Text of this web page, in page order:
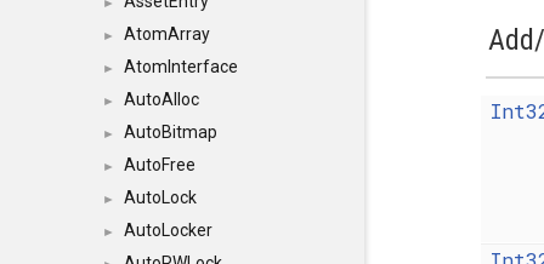
► AtomArray
► AtomInterface
► AutoAlloc
► AutoBitmap
► AutoFree
► AutoLock
► AutoLocker